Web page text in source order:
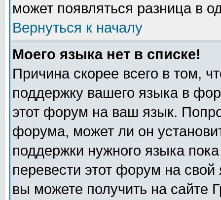
может появляться разница в
Вернуться к началу
Моего языка нет в списке!
Причина скорее всего в том,
поддержку вашего языка в
этот форум на ваш язык.
форума, может ли он
поддержки нужного языка
перевести этот форум на
вы можете получить на сайте